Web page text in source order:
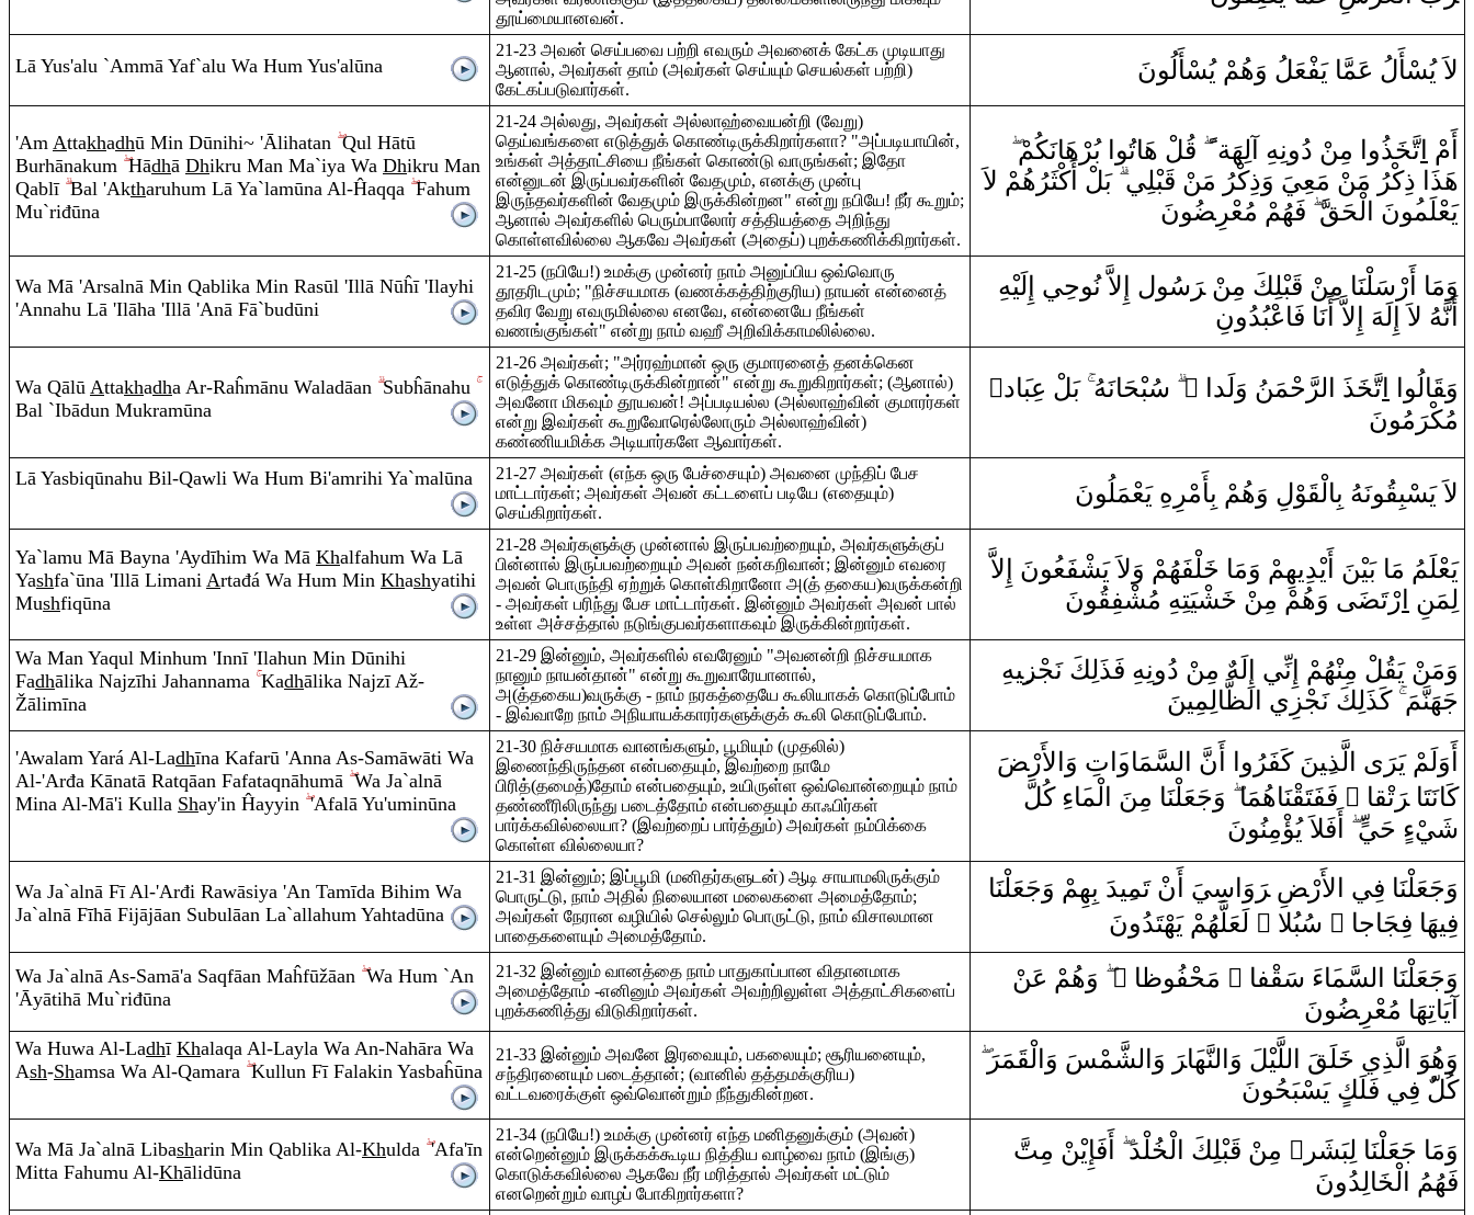
தூய்மையானவன்.
Lā Yus'alu `Ammā Yaf`alu Wa Hum Yus'alūna
21-23 அவன் செய்பவை பற்றி எவரும் அவனைக் கேட்க முடியாது
ஆனால், அவர்கள் தாம் (அவர்கள் செய்யும் செயல்கள் பற்றி)
கேட்கப்படுவார்கள்.
لاَ‌ يُسْأَلُ عَ‍‍مَّ‍‍ا‌ يَفْعَلُ ‌وَهُمْ يُسْأَلُونَ
'Am Attakhadhū Min Dūnihi~ 'Ālihatan Qul Hātū
Burhānakum Hādhā Dhikru Man Ma`iya Wa Dhikru Man
Qablī Bal 'Aktharuhum Lā Ya`lamūna Al-Ĥaqqa Fahum
Mu`riđūna
21-24 அல்லது, அவர்கள் அல்லாஹ்வையன்றி (வேறு)
தெய்வங்களை எடுத்துக் கொண்டிருக்கிறார்களா? "அப்படியாயின்,
உங்கள் அத்தாட்சியை நீங்கள் கொண்டு வாருங்கள்; இதோ
என்னுடன் இருப்பவர்களின் வேதமும், எனக்கு முன்பு
இருந்தவர்களின் வேதமும் இருக்கின்றன" என்று நபியே! நீர் கூறும்;
ஆனால் அவர்களில் பெரும்பாலோர் சத்தியத்தை அறிந்து
கொள்ளவில்லை ஆகவே அவர்கள் (அதைப்) புறக்கணிக்கிறார்கள்.
أَمْ ‌اتَّ‍‍خَ‍‍ذُ‌و ‌ مِ‍‌‍ن ْ ‌دُ‌ونِهِ ‌آلِهَة‌ً‌ قُ‍‍لْ هَاتُو ‌ بُرْهَانَكُمْ
هَذَ‌ا‌ ‌ذِكْرُ‌ مَ‍‌‍ن ْ مَعِيَ ‌وَ‌ذِكْرُ‌ مَ‍‌‍ن قَ‍‍بْ‍‍لِي بَلْ ‌أَكْثَرُهُمْ لاَ‌
يَعْلَم‍‍ُ‍ونَ لْحَ‍‍قَّ فَهُمْ مُعْ‍‍ر ‍ضُ‍‍ونَ
Wa Mā 'Arsalnā Min Qablika Min Rasūl 'Illā Nūĥī'Ilayhi
'Annahu Lā 'Ilāha 'Illā 'Anā Fā`budūni
21-25 (நபியே!) உமக்கு முன்னர் நாம் அனுப்பிய ஒவ்வொரு
தூதரிடமும்; "நிச்சயமாக (வணக்கத்திற்குரிய) நாயன் என்னைத்
தவிர வேறு எவருமில்லை எனவே, என்னையே நீங்கள்
வணங்குங்கள்" என்று நாம் வஹீ அறிவிக்காமலில்லை.
وَمَ‍‍ا ‌ ‌أَ‌رْسَلْنَا‌ مِ‍‌‍ن قَ‍‍بْ‍‍لِكَ مِ‍‌‍ن ْ ‌‍رَسُول ‌إِلاَّ‌ نُوحِ‍‍ي ‌إِلَ‍‍يْ‍‍هِ
‌أَنَّ‍‍هُ لاَ‌ ‌إِلَهَ ‌إِلاَّ‌ ‌أَنَا‌ فَاعْبُدُ‌ونِ
Wa Qālū Attakhadha Ar-Raĥmānu Waladāan Subĥānahu
Bal `Ibādun Mukramūna
21-26 அவர்கள்; "அர்ரஹ்மான் ஒரு குமாரனைத் தனக்கென
எடுத்துக் கொண்டிருக்கின்றான்" என்று கூறுகிறார்கள்; (ஆனால்)
அவனோ மிகவும் தூயவன்! அப்படியல்ல (அல்லாஹ்வின் குமாரர்கள்
என்று இவர்கள் கூறுவோரெல்லோரும் அல்லாஹ்வின்)
கண்ணியமிக்க அடியார்களே ஆவார்கள்.
وَ‍قَ‍‍الُو ‌اتَّ‍‍خَ‍‍ذَ‌ ل‍رَّ حْمَنُ ‌وَلَد‌ا‌ ‌ ً‌ سُ‍‍بْ‍‍حَانَ‍‍هُ بَلْ عِب‍‍َ‍ا‌د‌ٌ
مُكْ‍رَ مُونَ
Lā Yasbiqūnahu Bil-Qawli Wa Hum Bi'amrihi Ya`malūna
21-27 அவர்கள் (எந்க ஒரு பேச்சையும்) அவனை முந்திப் பேச
மாட்டார்கள்; அவர்கள் அவன் கட்டளைப் படியே (எதையும்)
செய்கிறார்கள்.
لاَ‌ يَسْبِ‍‍قُ‍‍ونَ‍‍هُ بِ‍الْ‍‍قَ‍‍وْلِ ‌وَهُمْ بِأَمْ‍‍ر هِ يَعْمَلُونَ
Ya`lamu Mā Bayna 'Aydīhim Wa Mā Khalfahum Wa Lā
Yashfa`ūna 'Illā Limani Artađá Wa Hum Min Khashyatihi
Mushfiqūna
21-28 அவர்களுக்கு முன்னால் இருப்பவற்றையும், அவர்களுக்குப்
பின்னால் இருப்பவற்றையும் அவன் நன்கறிவான்; இன்னும் எவரை
அவன் பொருந்தி ஏற்றுக் கொள்கிறானோ அ(த் தகைய)வருக்கன்றி
- அவர்கள் பரிந்து பேச மாட்டார்கள். இன்னும் அவர்கள் அவன் பால்
உள்ள அச்சத்தால் நடுங்குபவர்களாகவும் இருக்கின்றார்கள்.
يَعْلَمُ مَا‌ بَ‍‍يْ‍‍نَ ‌أَيْدِيهِمْ ‌وَمَا‌ خَ‍‍لْفَهُمْ ‌وَلاَ‌ يَشْفَع‍‍ُ‍ونَ ‌إِلاَّ‌
لِمَنِ ‌رْتَ‍‍ضَ‍‍ى‌ ‌وَهُمْ مِ‍‌‍ن خَ‍‍شْيَتِ‍‍هِ مُشْفِ‍‍قُ‍‍ونَ
Wa Man Yaqul Minhum 'Innī'Ilahun Min Dūnihi
Fadhālika Najzīhi Jahannama Kadhālika NajzīAž-
Žālimīna
21-29 இன்னும், அவர்களில் எவரேனும் "அவனன்றி நிச்சயமாக
நானும் நாயன்தான்" என்று கூறுவாரேயானால்,
அ(த்தகைய)வருக்கு - நாம் நரகத்தையே கூலியாகக் கொடுப்போம்
- இவ்வாறே நாம் அநியாயக்காரர்களுக்குக் கூலி கொடுப்போம்.
وَمَ‍‌‍ن ْ يَ‍‍قُ‍‍لْ مِ‍‌‍نْ‍‍هُمْ ‌إِنِّ‍‍ي ‌إِلَه ‌ مِ‍‌‍ن ْ ‌دُ‌ونِ‍‍هِ فَذَلِكَ نَ‍‍جْ‍‍ز‍ِ‍ي‍‍هِ
جَهَ‍‍نَّ‍‍مَ كَذَلِكَ نَ‍‍جْ‍‍زِي ل‍‍ظَّ‍‍الِمِينَ
'Awalam Yará Al-Ladhīna Kafarū 'Anna As-Samāwāti Wa
Al-'Arđa Kānatā Ratqāan Fafataqnāhumā Wa Ja`alnā
Mina Al-Mā'i Kulla Shay'in Ĥayyin 'Afalā Yu'uminūna
21-30 நிச்சயமாக வானங்களும், பூமியும் (முதலில்)
இணைந்திருந்தன என்பதையும், இவற்றை நாமே
பிரித்(தமைத்)தோம் என்பதையும், உயிருள்ள ஒவ்வொன்றையும் நாம்
தண்ணீரிலிருந்து படைத்தோம் என்பதையும் காஃபிர்கள்
பார்க்கவில்லையா? (இவற்றைப் பார்த்தும்) அவர்கள் நம்பிக்கை
கொள்ள வில்லையா?
أَ‌وَلَمْ يَ‍رَ ‌ى‌ لَّذ‍ِ‍ي‍‍نَ كَفَرُ ‌و نّ ل‍‍سَّمَا‌و تِ ‌وَ لأَ‌رْ‍ضَ
كَانَتَا‌ ‌‍رَتْ‍‍ق‍‍ا‌ ‌ ً ‌ فَفَتَ‍‍قْ‍‍نَاهُمَا‌ ‌وَجَعَلْنَا‌ مِنَ لْم‍‍َ‍ا‌ءِ‌ كُلَّ
شَ‍‍يْءٍ‌ حَيٍّ ‌أَفَلاَ‌ يُؤْمِنُونَ
Wa Ja`alnā FīAl-'Arđi Rawāsiya 'An Tamīda Bihim Wa
Ja`alnā Fīhā Fijājāan Subulāan La`allahum Yahtadūna
21-31 இன்னும்; இப்பூமி (மனிதர்களுடன்) ஆடி சாயாமலிருக்கும்
பொருட்டு, நாம் அதில் நிலையான மலைகளை அமைத்தோம்;
அவர்கள் நேரான வழியில் செல்லும் பொருட்டு, நாம் விசாலமான
பாதைகளையும் அமைத்தோம்.
وَجَعَلْنَا‌ فِي لأَ‌رْ‍ضِ ‌‍رَ ‌وَ‌اسِيَ ‌أَ‌ ن ْ تَم‍‍ِ‍ي‍‍دَ‌ بِهِمْ ‌وَجَعَلْنَا‌
فِيهَا‌ فِجَاجا‌ ‌ ً ‌ سُبُلا ‌ ً ‌ لَعَلَّهُمْ يَهْتَدُ‌ونَ
Wa Ja`alnā As-Samā'a Saqfāan Maĥfūžāan Wa Hum `An
'Āyātihā Mu`riđūna
21-32 இன்னும் வானத்தை நாம் பாதுகாப்பான விதானமாக
அமைத்தோம் -எனினும் அவர்கள் அவற்றிலுள்ள அத்தாட்சிகளைப்
புறக்கணித்து விடுகிறார்கள்.
وَجَعَلْنَا‌ ل‍‍سَّم‍‍َ‍ا‌ءَ‌ سَ‍‍قْ‍‍فا ‌ ً ‌ مَحْفُوظ‍‍ا ‌ ً‌ ‌وَهُمْ عَ‍‌‍ن
‌آيَاتِهَا‌ مُعْ‍‍ر ‍ضُ‍‍ونَ
Wa Huwa Al-Ladhī Khalaqa Al-Layla Wa An-Nahāra Wa
Ash-Shamsa Wa Al-Qamara Kullun Fī Falakin Yasbaĥūna
21-33 இன்னும் அவனே இரவையும், பகலையும்; சூரியனையும்,
சந்திரனையும் படைத்தான்; (வானில் தத்தமக்குரிய)
வட்டவரைக்குள் ஒவ்வொன்றும் நீந்துகின்றன.
وَهُوَ‌ لَّذِي خَ‍‍لَ‍‍قَ ل‍‍لَّ‍‍يْ‍‍لَ ‌وَ ل‍‍نَّ‍‍ه‍‍َ‍ارَ ‌ ‌وَ ل‍‍شَّمْسَ ‌وَ لْ‍‍قَ‍‍مَ‍رَ‌
كُلّ‌ ‌ فِي فَلَك ‌ يَسْبَحُونَ
Wa Mā Ja`alnā Libasharin Min Qablika Al-Khulda 'Afa'īn
Mitta Fahumu Al-Khālidūna
21-34 (நபியே!) உமக்கு முன்னர் எந்த மனிதனுக்கும் (அவன்)
என்றென்னும் இருக்கக்கூடிய நித்திய வாழ்வை நாம் (இங்கு)
கொடுக்கவில்லை ஆகவே நீர் மரித்தால் அவர்கள் மட்டும்
எனறென்றும் வாழப் போகிறார்களா?
وَمَا‌ جَعَلْنَا‌ لِبَشَر ‌ٍ ‌ مِ‍‌‍ن قَ‍‍بْ‍‍لِكَ لْ‍‍خُ‍‍لْدَ‌ ‌أَفَإِيْ‍‌‍ن ْ مِتَّ
فَهُمُ
لْ‍‍خَ‍‍الِدُ‌ونَ